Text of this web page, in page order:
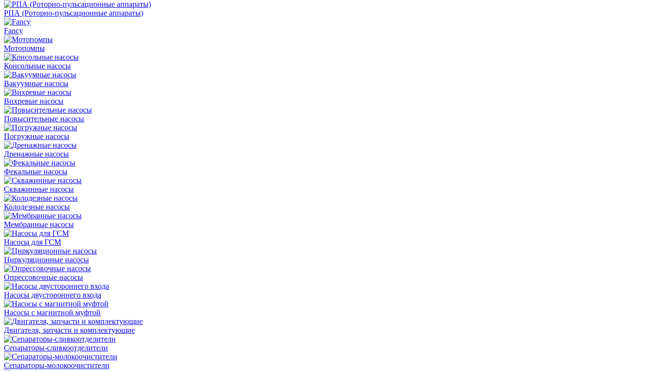
РПА (Роторно-пульсационные аппараты)
Fancy
Мотопомпы
Консольные насосы
Вакуумные насосы
Вихревые насосы
Повысительные насосы
Погружные насосы
Дренажные насосы
Фекальные насосы
Скважинные насосы
Колодезные насосы
Мембранные насосы
Насосы для ГСМ
Циркуляционные насосы
Опрессовочные насосы
Насосы двустороннего входа
Насосы с магнитной муфтой
Двигателя, запчасти и комплектующие
Сепараторы-сливкоотделители
Сепараторы-молокоочистители